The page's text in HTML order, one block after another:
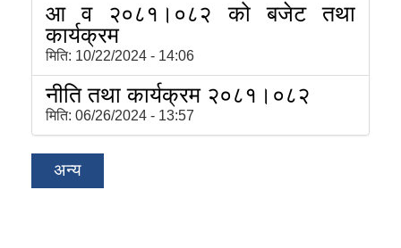
आ व २०८१।०८२ को बजेट तथा
कार्यक्रम
मिति: 10/22/2024 - 14:06
नीति तथा कार्यक्रम २०८१।०८२
मिति: 06/26/2024 - 13:57
अन्य